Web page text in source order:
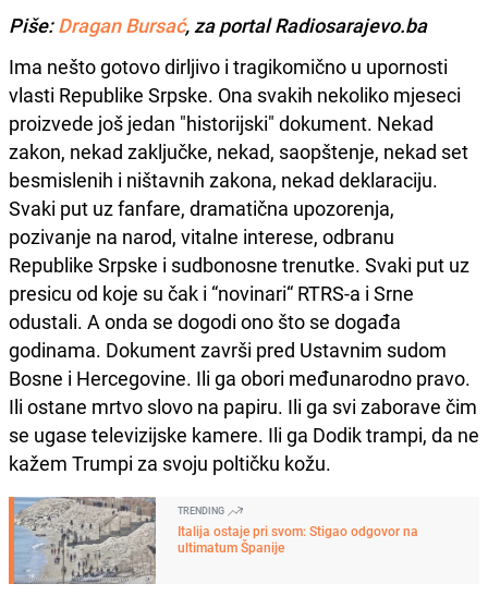
Piše:Dragan Bursać, za portal Radiosarajevo.ba
Ima nešto gotovo dirljivo i tragikomično u upornosti
vlasti Republike Srpske. Ona svakih nekoliko mjeseci
proizvede još jedan "historijski" dokument. Nekad
zakon, nekad zaključke, nekad, saopštenje, nekad set
besmislenih i ništavnih zakona, nekad deklaraciju.
Svaki put uz fanfare, dramatična upozorenja,
pozivanje na narod, vitalne interese, odbranu
Republike Srpske i sudbonosne trenutke. Svaki put uz
presicu od koje su čak i “novinari“ RTRS-a i Srne
odustali. A onda se dogodi ono što se događa
godinama. Dokument završi pred Ustavnim sudom
Bosne i Hercegovine. Ili ga obori međunarodno pravo.
Ili ostane mrtvo slovo na papiru. Ili ga svi zaborave čim
se ugase televizijske kamere. Ili ga Dodik trampi, da ne
kažem Trumpi za svoju poltičku kožu.
TRENDING
Italija ostaje pri svom: Stigao odgovor na
ultimatum Španije